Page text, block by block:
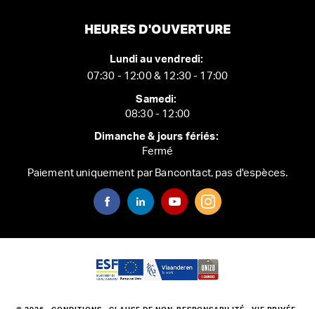
HEURES D'OUVERTURE
Lundi au vendredi:
07:30 - 12:00 & 12:30 - 17:00
Samedi:
08:30 - 12:00
Dimanche & jours fériés:
Fermé
Paiement uniquement par Bancontact, pas d'espèces.